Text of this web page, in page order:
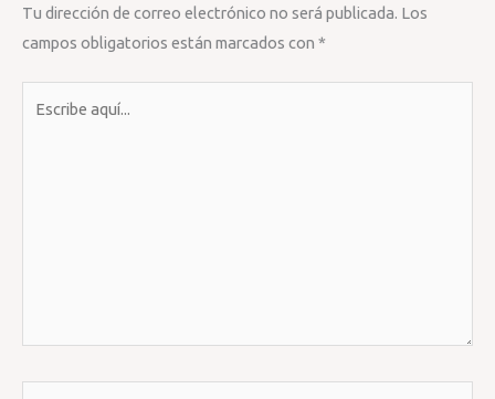
Tu dirección de correo electrónico no será publicada. Los
campos obligatorios están marcados con *